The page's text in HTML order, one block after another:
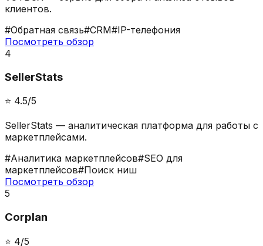
клиентов.
#Обратная связь#CRM#IP-телефония
Посмотреть обзор
4
SellerStats
⭐️ 4.5/5
SellerStats — аналитическая платформа для работы с
маркетплейсами.
#Аналитика маркетплейсов#SEO для
маркетплейсов#Поиск ниш
Посмотреть обзор
5
Corplan
⭐️ 4/5